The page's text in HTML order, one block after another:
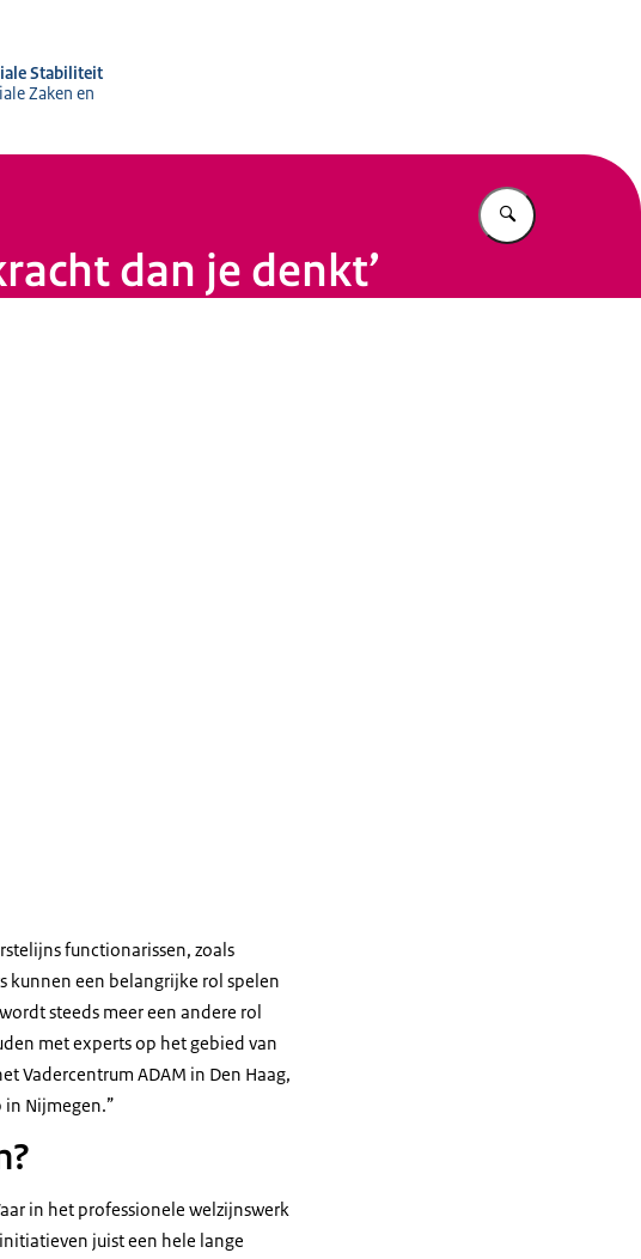
Stabiliteit
Zaken en
Vul in wat u
dan je denkt’
functionarissen, zoals
een belangrijke rol spelen
steeds meer een andere rol
met experts op het gebied van
Vadercentrum ADAM in Den Haag,
in Nijmegen.”
in het professionele welzijnswerk
juist een hele lange